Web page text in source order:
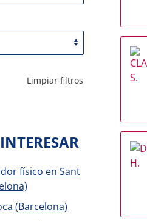
Limpiar filtros
físico en Sant
(Barcelona)